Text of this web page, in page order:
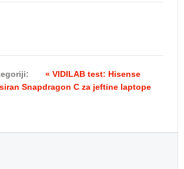
« VIDILAB test: Hisense
Snapdragon C za jeftine laptope